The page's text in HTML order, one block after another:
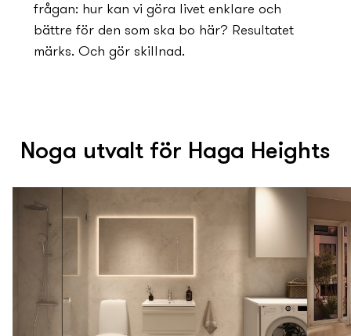
frågan: hur kan vi göra livet enklare och
bättre för den som ska bo här? Resultatet
märks. Och gör skillnad.
Noga utvalt för Haga Heights